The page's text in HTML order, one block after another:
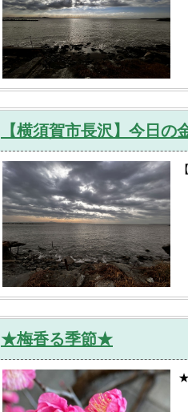
【横須賀市長沢】今日
★梅香る季節★